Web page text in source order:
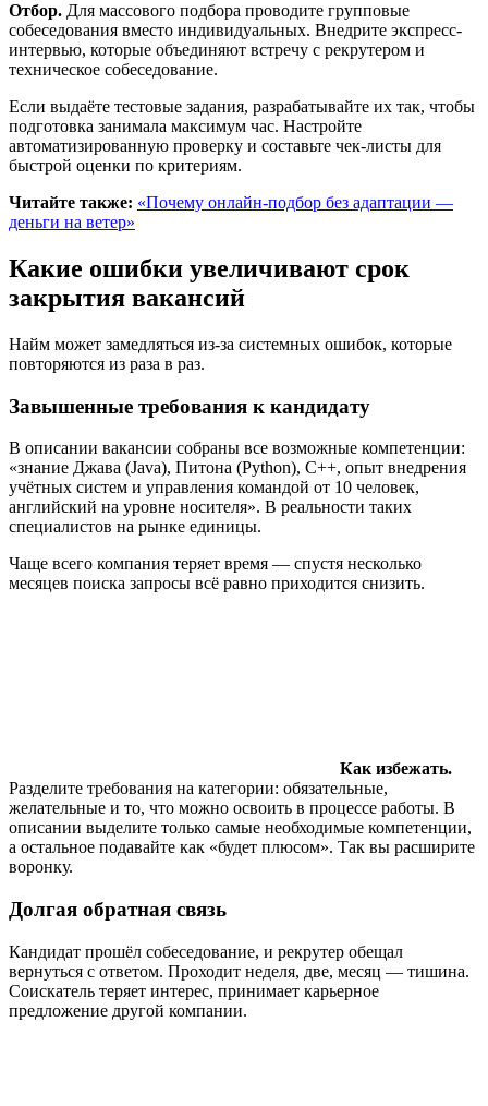
Отбор. Для массового подбора проводите групповые
собеседования вместо индивидуальных. Внедрите экспресс-
интервью, которые объединяют встречу с рекрутером и
техническое собеседование.
Если выдаёте тестовые задания, разрабатывайте их так, чтобы
подготовка занимала максимум час. Настройте
автоматизированную проверку и составьте чек-листы для
быстрой оценки по критериям.
Читайте также: «Почему онлайн-подбор без адаптации —
деньги на ветер»
Какие ошибки увеличивают срок
закрытия вакансий
Найм может замедляться из-за системных ошибок, которые
повторяются из раза в раз.
Завышенные требования к кандидату
В описании вакансии собраны все возможные компетенции:
«знание Джава (Java), Питона (Python), C++, опыт внедрения
учётных систем и управления командой от 10 человек,
английский на уровне носителя». В реальности таких
специалистов на рынке единицы.
Чаще всего компания теряет время — спустя несколько
месяцев поиска запросы всё равно приходится снизить.
Как избежать.
Разделите требования на категории: обязательные,
желательные и то, что можно освоить в процессе работы. В
описании выделите только самые необходимые компетенции,
а остальное подавайте как «будет плюсом». Так вы расширите
воронку.
Долгая обратная связь
Кандидат прошёл собеседование, и рекрутер обещал
вернуться с ответом. Проходит неделя, две, месяц — тишина.
Соискатель теряет интерес, принимает карьерное
предложение другой компании.